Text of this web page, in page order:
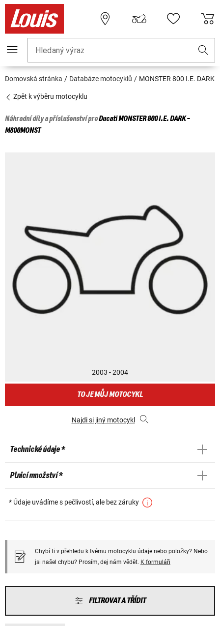
Hledaný výraz
Domovská stránka Databáze motocyklů MONSTER 800 I.E. DARK
Zpět k výběru motocyklu
Náhradní díly a příslušenství proDucatiMONSTER 800 I.E. DARK -
M800MONST
2003 - 2004
TO JE MŮJ MOTOCYKL
Najdi si jiný motocykl
Technické údaje *
Plnicí množství *
* Údaje uvádíme s pečlivostí, ale bez záruky
Chybí ti v přehledu k tvému motocyklu údaje nebo položky? Nebo
jsi našel chybu? Prosím, dej nám vědět. K formuláři
FILTROVAT A TŘÍDIT